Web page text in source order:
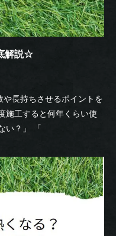
解説☆
長持ちさせるポイントを
施工すると何年くらい使
い？」 「